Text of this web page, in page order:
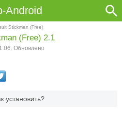
Android
Stickman (Free)
установить?
(Free) 2.1
Обновлено